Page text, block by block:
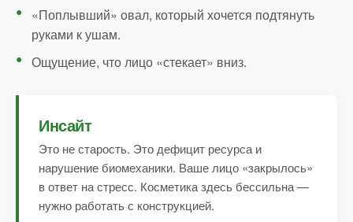
«Поплывший» овал, который хочется подтянуть
руками к ушам.
Ощущение, что лицо «стекает» вниз.
Инсайт
Это не старость. Это дефицит ресурса и
нарушение биомеханики. Ваше лицо «закрылось»
в ответ на стресс. Косметика здесь бессильна —
нужно работать с конструкцией.